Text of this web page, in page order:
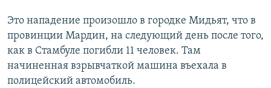
Это нападение произошло в городке Мидьят, что в
провинции Мардин, на следующий день после того,
как в Стамбуле погибли 11 человек. Там
начиненная взрывчаткой машина въехала в
полицейский автомобиль.